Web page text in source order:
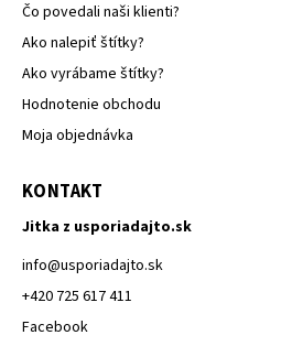
Čo povedali naši klienti?
Ako nalepiť štítky?
Ako vyrábame štítky?
Hodnotenie obchodu
Moja objednávka
KONTAKT
Jitka z usporiadajto.sk
info@usporiadajto.sk
+420 725 617 411
Facebook